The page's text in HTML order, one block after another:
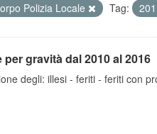
Polizia Locale Tag:
gravità dal 2010 al 2016
degli: illesi - feriti - feriti con